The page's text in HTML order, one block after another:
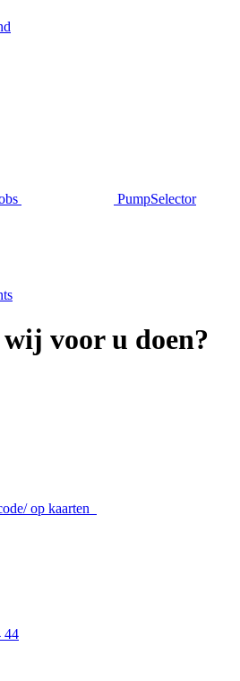
PumpSelector
voor u doen?
op kaarten
44